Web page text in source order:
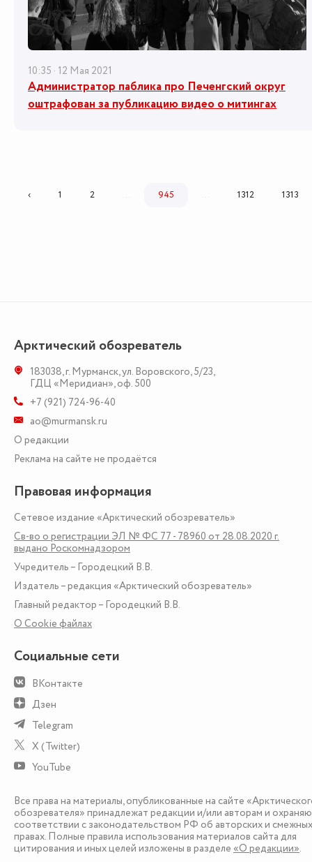
10:35 · 12 Мая 2021
Администратор паблика про Печенгский округ
оштрафован за публикацию видео о митингах
‹ 1 2 ... 945 ... 1312 1313
Арктический обозреватель
183038,г. Мурманск,ул. Воровского, 5/23,
ГДЦ «Меридиан», оф. 500
+7 (921) 724-96-40
ao@murmansk.ru
О редакции
Реклама на сайте не продаётся
Правовая информация
Сетевое издание «Арктический обозреватель»
Св-во о регистрации ЭЛ № ФС 77 - 78960 от 28.08.2020 г.
выдано Роскомнадзором
Учредитель – Городецкий В.В.
Издатель – редакция «Арктический обозреватель»
Главный редактор – Городецкий В.В.
О Сookie файлах
Социальные сети
ВКонтакте
Дзен
Telegram
X (Twitter)
YouTube
Все права на материалы, опубликованные на сайте
обозревателя» принадлежат редакции и/или авторам и
соответствии с законодательством РФ об авторских и смежных
правах. Полные правила использования материалов сайта для
цитирования и иных целей изложены в разделе «О редакции».